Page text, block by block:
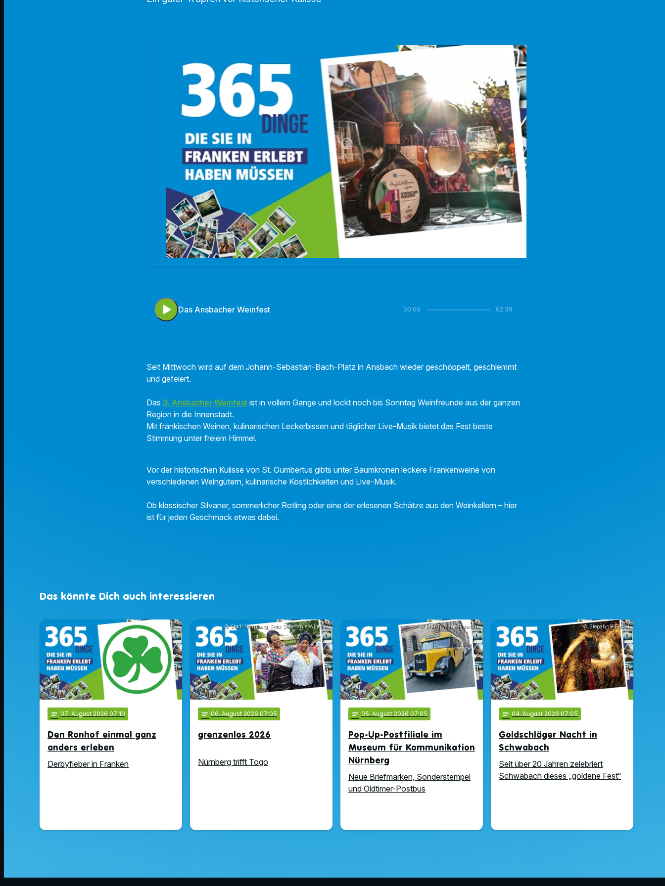
play_arrow Das Ansbacher Weinfest 00:00 02:39
Seit Mittwoch wird auf dem Johann-Sebastian-Bach-Platz in Ansbach wieder geschöppelt, geschlemmt
und gefeiert.
Das 3. Ansbacher Weinfest ist in vollem Gange und lockt noch bis Sonntag Weinfreunde aus der ganzen
Region in die Innenstadt.
Mit fränkischen Weinen, kulinarischen Leckerbissen und täglicher Live-Musik bietet das Fest beste
Stimmung unter freiem Himmel.
Vor der historischen Kulisse von St. Gumbertus gibts unter Baumkronen leckere Frankenweine von
verschiedenen Weingütern, kulinarische Köstlichkeiten und Live-Musik.
Ob klassischer Silvaner, sommerlicher Rotling oder eine der erlesenen Schätze aus den Weinkellern – hier
ist für jeden Geschmack etwas dabei.
Das könnte Dich auch interessieren
notes 07. August 2026 07:10
Den Ronhof einmal ganz
anders erleben
Derbyfieber in Franken
© Stadt Nürnberg; Foto: Stephanie Wimmer
notes 06. August 2026 07:05
grenzenlos 2026
Nürnberg trifft Togo
© MSPT/ Marie Przemus
notes 05. August 2026 07:05
Pop-Up-Postfiliale im
Museum für Kommunikation
Nürnberg
Neue Briefmarken, Sonderstempel
und Oldtimer-Postbus
© Stepahnie Forkel
notes 04. August 2026 07:05
Goldschläger Nacht in
Schwabach
Seit über 20 Jahren zelebriert
Schwabach dieses „goldene Fest“